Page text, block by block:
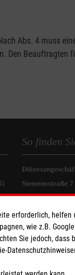
Abs. 4 muss
Den Beauftragten
So finden
Siemensstraße 7
65549 Limburg
Telefon: 06431
E-Mail:
erforderlich, helfen
wie z.B.
Sie jedoch, dass